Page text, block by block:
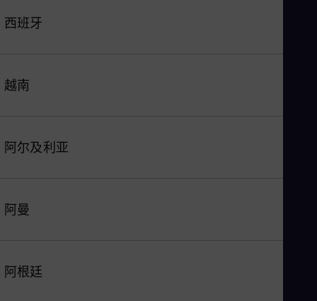
西班牙
越南
阿尔及利亚
阿曼
阿根廷